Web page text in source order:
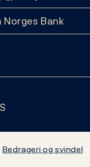
Norges Bank
Bedrageri og svindel